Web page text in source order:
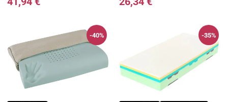
-40% -35%